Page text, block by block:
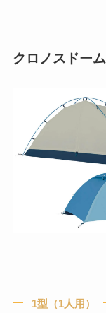
クロノスドーム
1型（1人用）